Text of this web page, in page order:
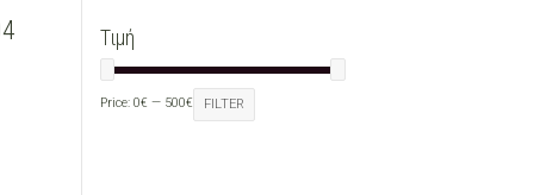
Τιμή
FILTER
Price: 0€ — 500€